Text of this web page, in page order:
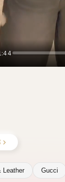
Leather Gucci